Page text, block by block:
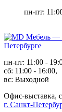
пн-пт:
пн-пт: 11:00 -
сб: 11:00 - 16:00,
вс: Выходной
Офис-выставка,
г. Санкт-